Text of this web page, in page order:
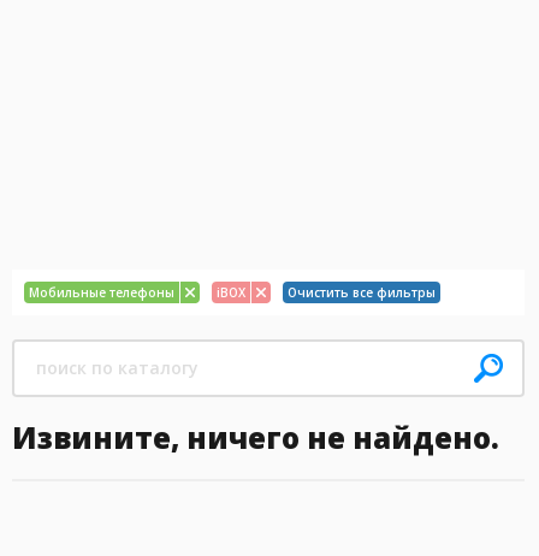
Мобильные телефоны iBOX Очистить все фильтры
Извините, ничего не найдено.